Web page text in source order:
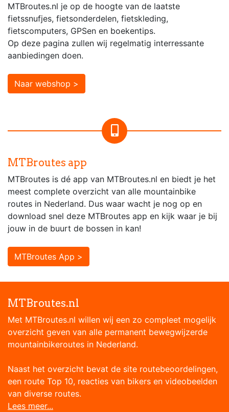
MTBroutes.nl je op de hoogte van de laatste
fietssnufjes, fietsonderdelen, fietskleding,
fietscomputers, GPSen en boekentips.
Op deze pagina zullen wij regelmatig interressante
aanbiedingen doen.
Naar webshop >
MTBroutes app
MTBroutes is dé app van MTBroutes.nl en biedt je het
meest complete overzicht van alle mountainbike
routes in Nederland. Dus waar wacht je nog op en
download snel deze MTBroutes app en kijk waar je bij
jouw in de buurt de bossen in kan!
MTBroutes App >
MTBroutes.nl
Met MTBroutes.nl willen wij een zo compleet mogelijk
overzicht geven van alle permanent bewegwijzerde
mountainbikeroutes in Nederland.
Naast het overzicht bevat de site routebeoordelingen,
een route Top 10, reacties van bikers en videobeelden
van diverse routes.
Lees meer...